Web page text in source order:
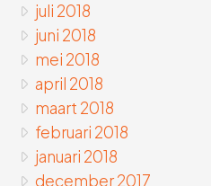
juli 2018
juni 2018
mei 2018
april 2018
maart 2018
februari 2018
januari 2018
december 2017